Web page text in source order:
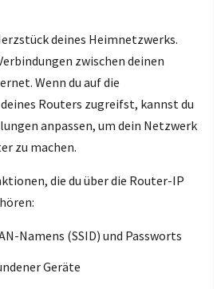
deines Heimnetzwerks.
zwischen deinen
Wenn du auf die
Routers zugreifst, kannst du
anpassen, um dein Netzwerk
zu machen.
die du über die Router-IP
Namens (SSID) und Passworts
Geräte